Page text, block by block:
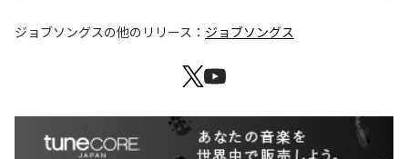
ジョブソングスの他のリリース： ジョブソングス